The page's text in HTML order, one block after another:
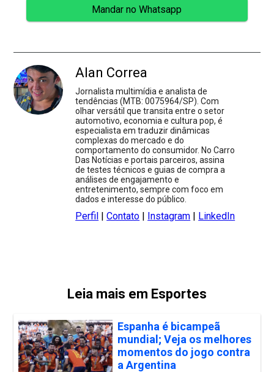
Mandar no Whatsapp
Alan Correa
Jornalista multimídia e analista de
tendências (MTB: 0075964/SP). Com
olhar versátil que transita entre o setor
automotivo, economia e cultura pop, é
especialista em traduzir dinâmicas
complexas do mercado e do
comportamento do consumidor. No Carro
Das Notícias e portais parceiros, assina
de testes técnicos e guias de compra a
análises de engajamento e
entretenimento, sempre com foco em
dados e interesse do público.
Perfil |Contato | Instagram | LinkedIn
Leia mais em Esportes
Espanha é bicampeã
mundial; Veja os melhores
momentos do jogo contra
a Argentina